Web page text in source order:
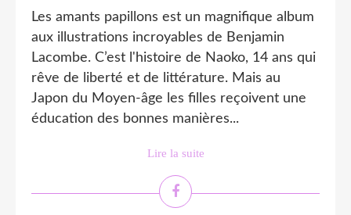
Les amants papillons est un magnifique album
aux illustrations incroyables de Benjamin
Lacombe. C’est l'histoire de Naoko, 14 ans qui
rêve de liberté et de littérature. Mais au
Japon du Moyen-âge les filles reçoivent une
éducation des bonnes manières...
Lire la suite